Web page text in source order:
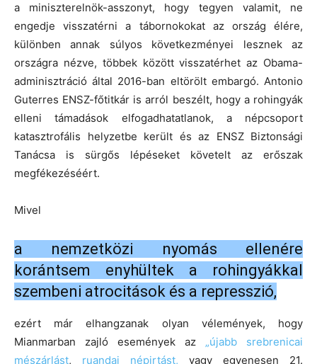
a miniszterelnök-asszonyt, hogy tegyen valamit, ne
engedje visszatérni a tábornokokat az ország élére,
különben annak súlyos következményei lesznek az
országra nézve, többek között visszatérhet az Obama-
adminisztráció által 2016-ban eltörölt embargó. Antonio
Guterres ENSZ-főtitkár is arról beszélt, hogy a rohingyák
elleni támadások elfogadhatatlanok, a népcsoport
katasztrofális helyzetbe került és az ENSZ Biztonsági
Tanácsa is sürgős lépéseket követelt az erőszak
megfékezéséért.
Mivel
a nemzetközi nyomás ellenére
korántsem enyhültek a rohingyákkal
szembeni atrocitások és a represszió,
ezért már elhangzanak olyan vélemények, hogy
Mianmarban zajló események az „újabb srebrenicai
mészárlást, ruandai népirtást, vagy egyenesen 21.